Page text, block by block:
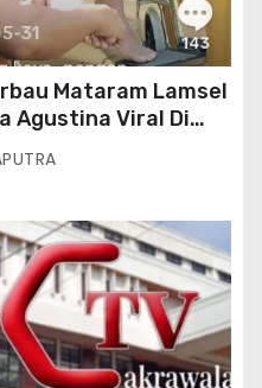
Mataram Lamsel
Agustina Viral Di
Listrik, Kepala
Media